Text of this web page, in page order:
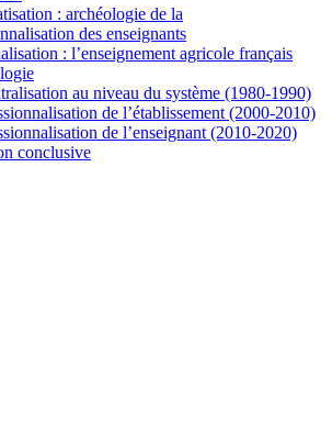
: archéologie de la
des enseignants
: l’enseignement agricole français
au niveau du système (1980-1990)
de l’établissement (2000-2010)
de l’enseignant (2010-2020)
conclusive